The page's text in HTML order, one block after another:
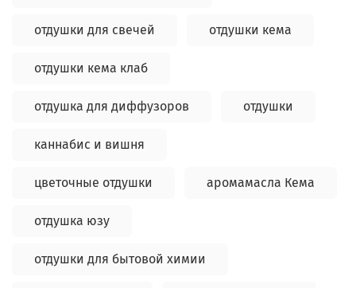
отдушки для свечей отдушки кема
отдушки кема клаб
отдушка для диффузоров отдушки
каннабис и вишня
цветочные отдушки аромамасла Кема
отдушка юзу
отдушки для бытовой химии